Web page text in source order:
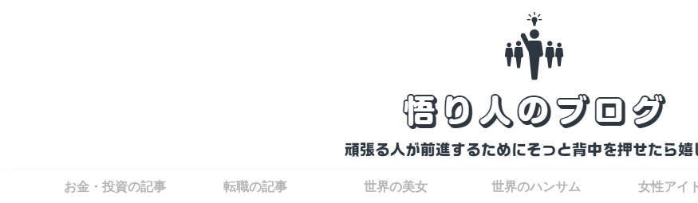
お金・投資の記事 転職の記事 世界の美女 世界のハンサム 女性アイ